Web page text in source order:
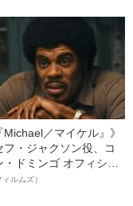
Michael／マイケル』》
フ・ジャクソン役、コ
・ドミンゴ オフィシャ
ュー“観客を魅了した
ルムズ）